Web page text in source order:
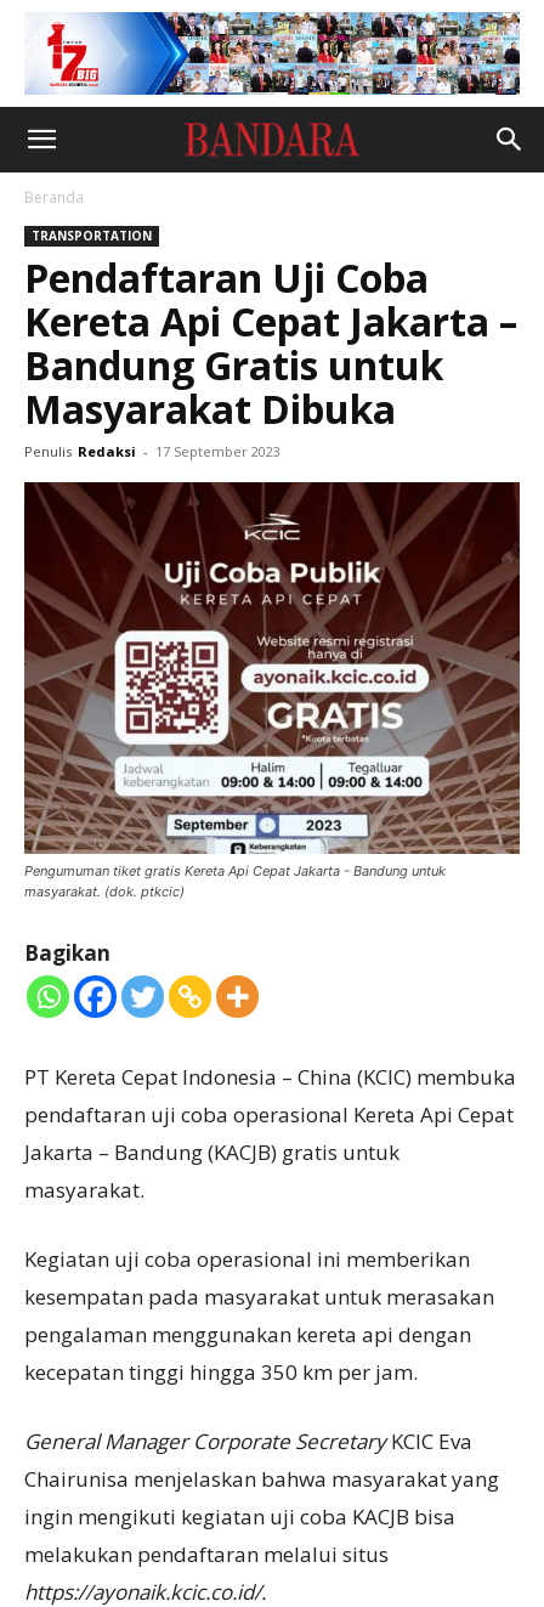
Beranda
TRANSPORTATION
Pendaftaran Uji Coba
Kereta Api Cepat Jakarta –
Bandung Gratis untuk
Masyarakat Dibuka
Penulis Redaksi - 17 September 2023
Pengumuman tiket gratis Kereta Api Cepat Jakarta - Bandung untuk
masyarakat. (dok. ptkcic)
Bagikan
PT Kereta Cepat Indonesia – China (KCIC) membuka
pendaftaran uji coba operasional Kereta Api Cepat
Jakarta – Bandung (KACJB) gratis untuk
masyarakat.
Kegiatan uji coba operasional ini memberikan
kesempatan pada masyarakat untuk merasakan
pengalaman menggunakan kereta api dengan
kecepatan tinggi hingga 350 km per jam.
General Manager Corporate SecretaryKCIC Eva
Chairunisa menjelaskan bahwa masyarakat yang
ingin mengikuti kegiatan uji coba KACJB bisa
melakukan pendaftaran melalui situs
https://ayonaik.kcic.co.id/.